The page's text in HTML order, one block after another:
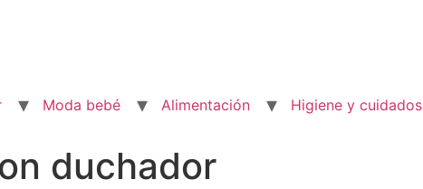
Moda bebé Alimentación Higiene y cuidados
duchador